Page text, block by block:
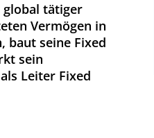
global tätiger
Vermögen in
baut seine Fixed
sein
Leiter Fixed